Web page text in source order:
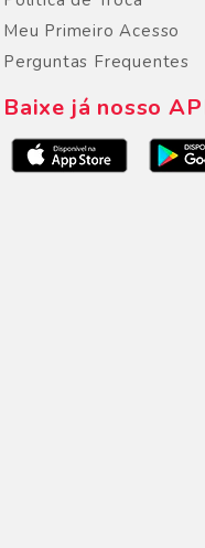
Meu Primeiro Acesso
Perguntas Frequentes
Baixe já nosso